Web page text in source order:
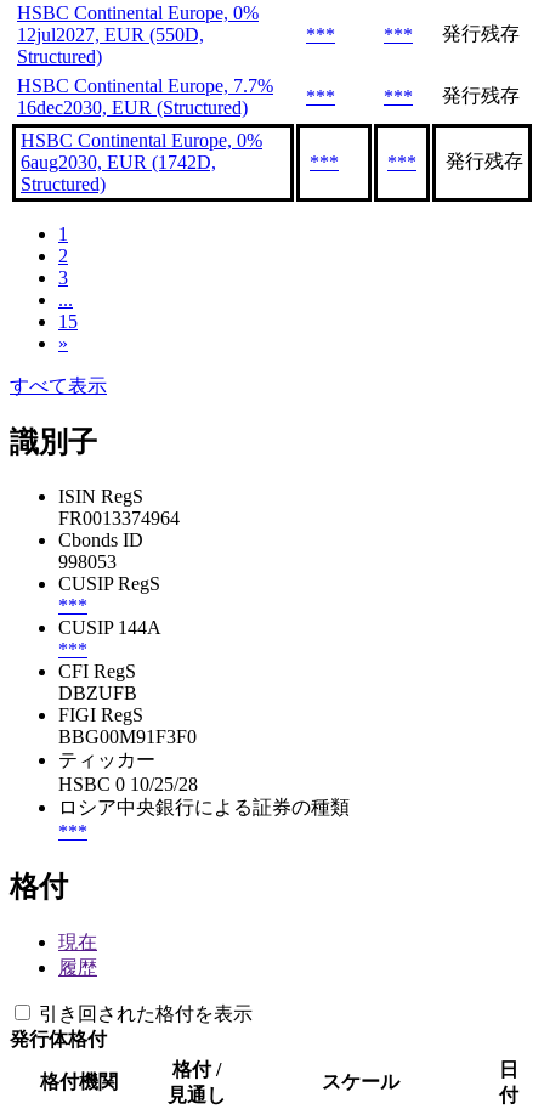
HSBC Continental Europe, 0%
12jul2027, EUR (550D,
Structured)
*** *** 発行残存
HSBC Continental Europe, 7.7%
16dec2030, EUR (Structured)
*** *** 発行残存
HSBC Continental Europe, 0%
6aug2030, EUR (1742D,
Structured)
*** *** 発行残存
1
2
3
...
15
»
すべて表示
識別子
ISIN RegS
FR0013374964
Cbonds ID
998053
CUSIP RegS
***
CUSIP 144A
***
CFI RegS
DBZUFB
FIGI RegS
BBG00M91F3F0
ティッカー
HSBC 0 10/25/28
ロシア中央銀行による証券の種類
***
格付
現在
履歴
引き回された格付を表示
発行体格付
格付機関
格付 /
見通し
スケール
日
付